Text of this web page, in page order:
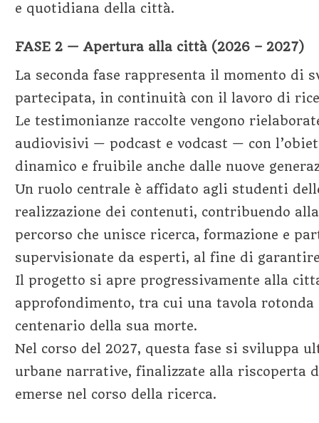
e quotidiana della città.
FASE 2 — Apertura alla città (2026 – 2027)
La seconda fase rappresenta il momento di
partecipata, in continuità con il lavoro di
Le testimonianze raccolte vengono
audiovisivi — podcast e vodcast — con
dinamico e fruibile anche dalle nuove
Un ruolo centrale è affidato agli studenti
realizzazione dei contenuti, contribuendo
percorso che unisce ricerca, formazione e
supervisionate da esperti, al fine di
Il progetto si apre progressivamente alla
approfondimento, tra cui una tavola
centenario della sua morte.
Nel corso del 2027, questa fase si sviluppa
urbane narrative, finalizzate alla riscoperta
emerse nel corso della ricerca.